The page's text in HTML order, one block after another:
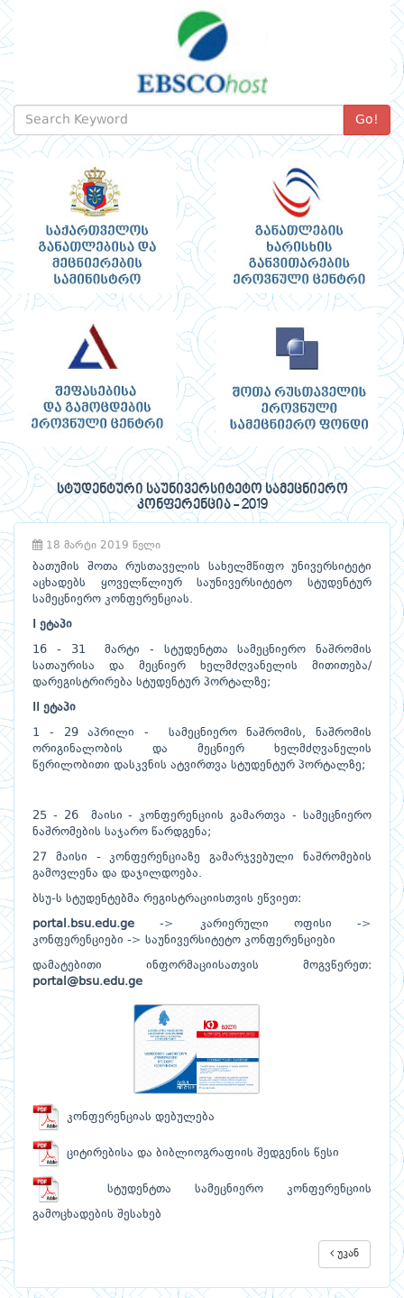
Go!
სტუდენტური საუნივერსიტეტო სამეცნიერო
კონფერენცია - 2019
18 მარტი 2019 წელი
ბათუმის შოთა რუსთაველის სახელმწიფო უნივერსიტეტი
აცხადებს ყოველწლიურ საუნივერსიტეტო სტუდენტურ
სამეცნიერო კონფერენციას.
I ეტაპი
16 - 31 მარტი - სტუდენტთა სამეცნიერო ნაშრომის
სათაურისა და მეცნიერ ხელმძღვანელის მითითება/
დარეგისტრირება სტუდენტურ პორტალზე;
II ეტაპი
1 - 29 აპრილი - სამეცნიერო ნაშრომის, ნაშრომის
ორიგინალობის და მეცნიერ ხელმძღვანელის
წერილობითი დასკვნის ატვირთვა სტუდენტურ პორტალზე;
25 - 26 მაისი - კონფერენციის გამართვა - სამეცნიერო
ნაშრომების საჯარო წარდგენა;
27 მაისი - კონფერენციაზე გამარჯვებული ნაშრომების
გამოვლენა და დაჯილდოება.
ბსუ-ს სტუდენტებმა რეგისტრაციისთვის ეწვიეთ:
portal.bsu.edu.ge -> კარიერული ოფისი ->
კონფერენციები -> საუნივერსიტეტო კონფერენციები
დამატებითი ინფორმაციისათვის მოგვწერეთ:
portal@bsu.edu.ge
კონფერენციას დებულება
ციტირებისა და ბიბლიოგრაფიის შედგენის წესი
სტუდენტთა სამეცნიერო კონფერენციის
გამოცხადების შესახებ
უკან